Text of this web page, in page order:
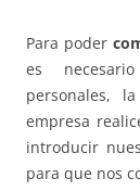
Para poder
es
personales,
empresa
introducir
para que nos